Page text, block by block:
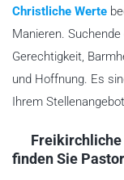
Christliche Werte
Manieren.
Gerechtigkeit,
und Hoffnung. Es
Ihrem
finden Sie